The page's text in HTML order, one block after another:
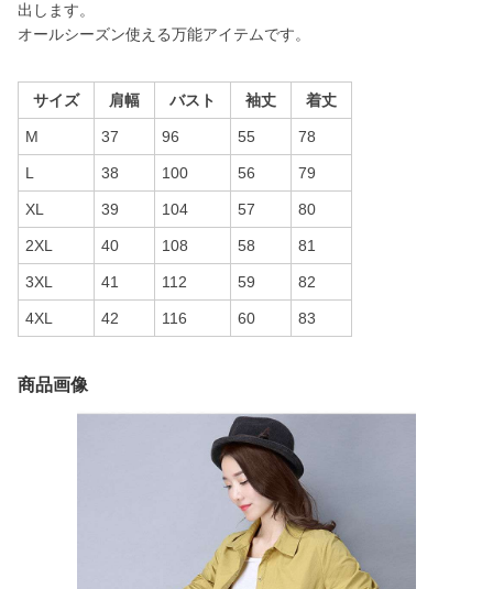
出します。
オールシーズン使える万能アイテムです。
サイズ 肩幅 バスト 袖丈 着丈
M 37 96 55 78
L 38 100 56 79
XL 39 104 57 80
2XL 40 108 58 81
3XL 41 112 59 82
4XL 42 116 60 83
商品画像